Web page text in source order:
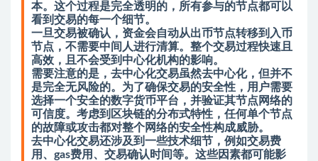
本。这个过程是完全透明的，所有参与的节点都可以
看到交易的每一个细节。
一旦交易被确认，资金会自动从出币节点转移到入币
节点，不需要中间人进行清算。整个交易过程快速且
高效，且不会受到中心化机构的影响。
需要注意的是，去中心化交易虽然去中心化，但并不
是完全无风险的。为了确保交易的安全性，用户需要
选择一个安全的数字货币平台，并验证其节点网络的
可信度。考虑到区块链的分布式特性，任何单个节点
的故障或攻击都对整个网络的安全性构成威胁。
去中心化交易还涉及到一些技术细节，例如交易费
用、gas费用、交易确认时间等。这些因素都可能影